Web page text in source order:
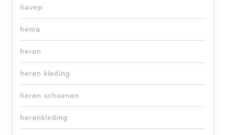
havep
hema
heren
heren kleding
heren schoenen
herenkleding